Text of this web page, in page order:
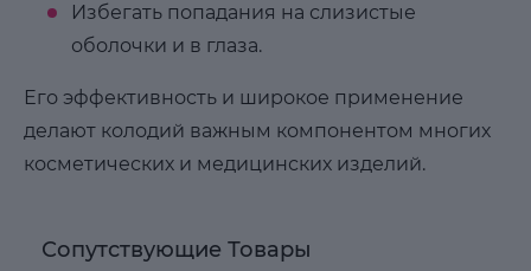
Избегать попадания на слизистые
оболочки и в глаза.
Его эффективность и широкое применение
делают колодий важным компонентом многих
косметических и медицинских изделий.
Сопутствующие Товары